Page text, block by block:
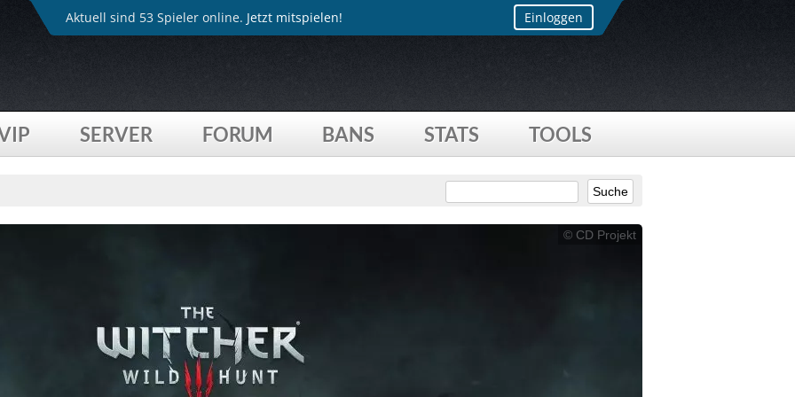
Aktuell sind 53 Spieler online. Jetzt mitspielen! Einloggen
SERVER FORUM BANS STATS TOOLS
© CD Projekt